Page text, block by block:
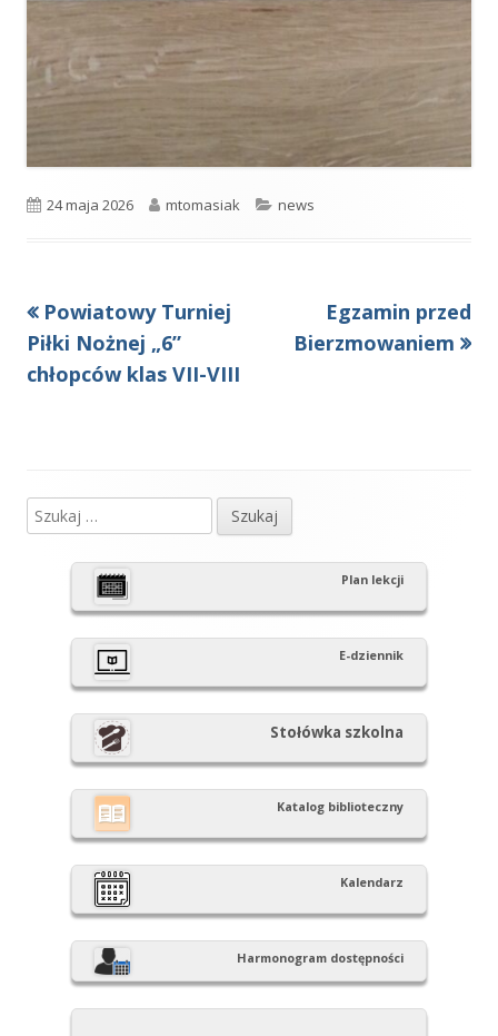
Opublikowano
24 maja 2026 Autor
mtomasiak Kategorie
news
Nawigacja
wpisu
Poprzedni
artykół
Powiatowy Turniej
Piłki Nożnej „6”
chłopców klas VII-VIII
Następny
artykół:
Egzamin przed
Bierzmowaniem
Główny
panel
boczny
Szukaj:
Plan lekcji
E-dziennik
Stołówka szkolna
Katalog biblioteczny
Kalendarz
Harmonogram dostępności